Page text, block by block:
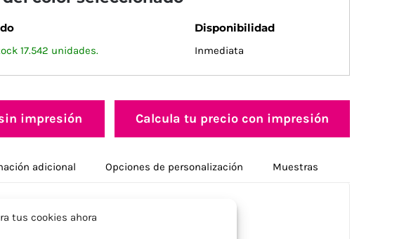
tus cookies ahora
Disponibilidad
17.542 unidades. Inmediata
impresión Calcula tu precio con impresión
adicional Opciones de personalización Muestras